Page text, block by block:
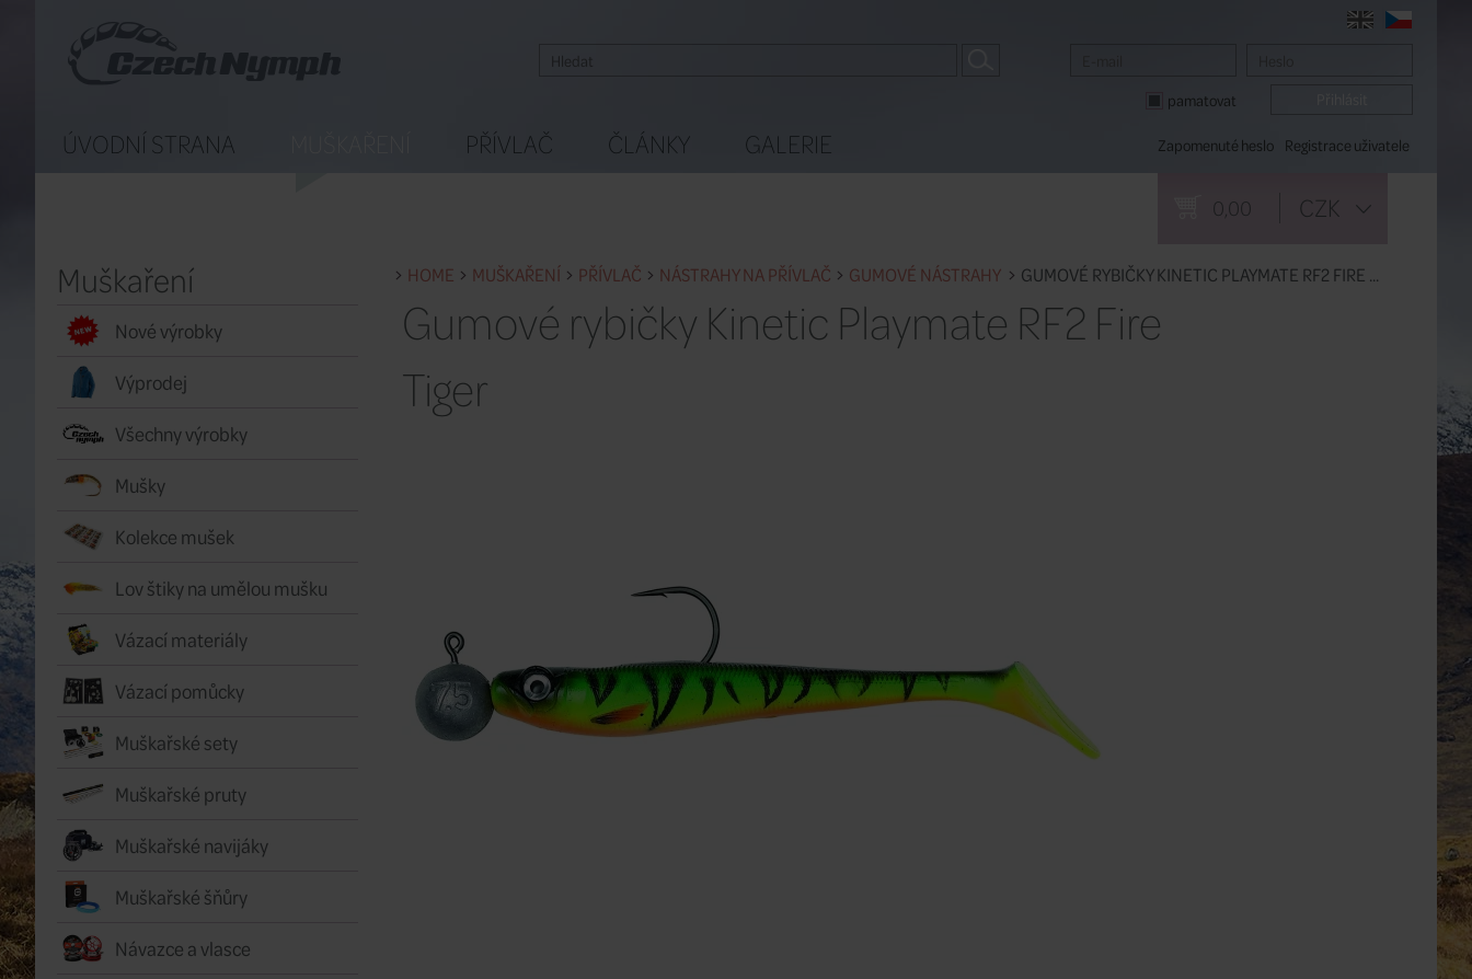
pamatovat
Zapomenuté heslo Registrace uživatele
0,00 CZK
ÚVODNÍ STRANA PŘÍVLAČ ČLÁNKY GALERIE
Muškaření
Nové výrobky
Výprodej
Všechny výrobky
Mušky
Kolekce mušek
Lov štiky na umělou mušku
Vázací materiály
Vázací pomůcky
Muškařské sety
Muškařské pruty
Muškařské navijáky
Muškařské šňůry
Návazce a vlasce
HOME MUŠKAŘENÍ PŘÍVLAČ NÁSTRAHY NA PŘÍVLAČ GUMOVÉ NÁSTRAHY GUMOVÉ RYBIČKY KINETIC PLAYMATE RF2 FIRE ...
Gumové rybičky Kinetic Playmate RF2 Fire
Tiger